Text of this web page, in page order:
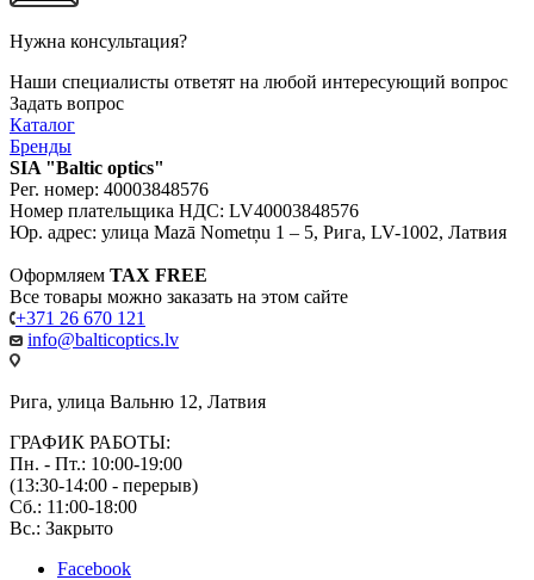
Нужна консультация?
Наши специалисты ответят на любой интересующий вопрос
Задать вопрос
Каталог
Бренды
SIA "Baltic optics"
Рег. номер: 40003848576
Номер плательщика НДС: LV40003848576
Юр. адрес: улица Mazā Nometņu 1 – 5, Рига, LV-1002, Латвия
Оформляем TAX FREE
Все товары можно заказать на этом сайте
+371 26 670 121
info@balticoptics.lv
Рига, улица Вальню 12, Латвия
ГРАФИК РАБОТЫ:
Пн. - Пт.: 10:00-19:00
(13:30-14:00 - перерыв)
Сб.: 11:00-18:00
Вс.: Закрыто
Facebook